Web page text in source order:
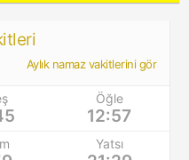
Aylık namaz vakitlerini gör
Öğle
12:57
Yatsı